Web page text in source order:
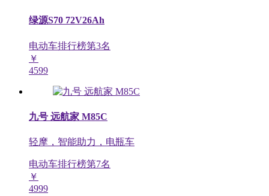
绿源S70 72V26Ah
电动车排行榜第3名
￥
4599
九号 远航家 M85C
轻摩，智能助力，电瓶车
电动车排行榜第7名
￥
4999